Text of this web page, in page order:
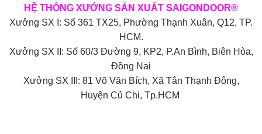
HỆ THỐNG XƯỞNG SẢN XUẤT SAIGONDOOR®
Xưởng SX I: Số 361 TX25, Phường Thạnh Xuân, Q12, TP.
HCM.
Xưởng SX II: Số 60/3 Đường 9, KP2, P.An Bình, Biên Hòa,
Đồng Nai
Xưởng SX III: 81 Võ Văn Bích, Xã Tân Thạnh Đông,
Huyện Củ Chi, Tp.HCM